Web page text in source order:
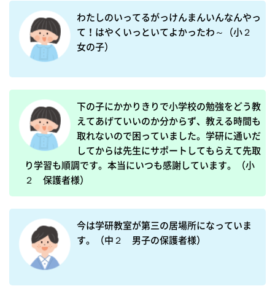
わたしのいってるがっけんまんいんなんやっ
て！はやくいっといてよかったわ～（小２
女の子）
下の子にかかりきりで小学校の勉強をどう教
えてあげていいのか分からず、教える時間も
取れないので困っていました。学研に通いだ
してからは先生にサポートしてもらえて先取
り学習も順調です。本当にいつも感謝しています。（小
２　保護者様）
今は学研教室が第三の居場所になっていま
す。（中２　男子の保護者様）